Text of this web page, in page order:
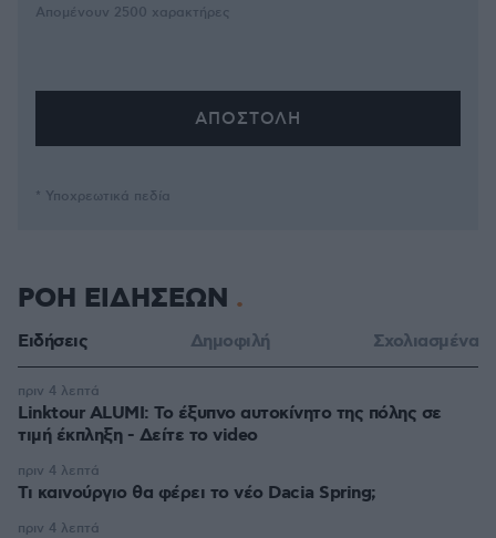
Απομένουν 2500 χαρακτήρες
* Υποχρεωτικά πεδία
ΡΟΗ ΕΙΔΗΣΕΩΝ
Ειδήσεις Δημοφιλή Σχολιασμένα
Linktour ALUMI: Το έξυπνο αυτοκίνητο της πόλης σε
τιμή έκπληξη - Δείτε το video
πριν 4 λεπτά
Τι καινούργιο θα φέρει το νέο Dacia Spring;
πριν 4 λεπτά
πριν 4 λεπτά